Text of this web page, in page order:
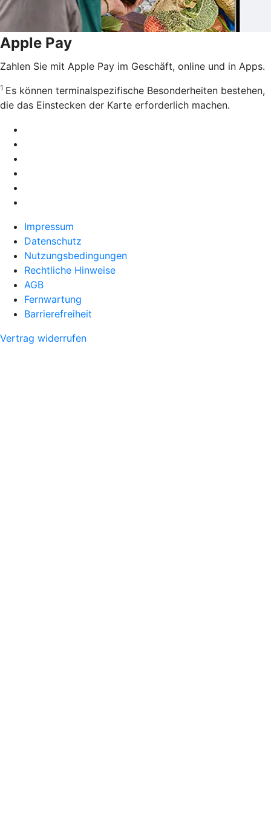
Apple Pay
Zahlen Sie mit Apple Pay im Geschäft, online und in Apps.
1 Es können terminalspezifische Besonderheiten bestehen,
die das Einstecken der Karte erforderlich machen.
Impressum
Datenschutz
Nutzungsbedingungen
Rechtliche Hinweise
AGB
Fernwartung
Barrierefreiheit
Vertrag widerrufen